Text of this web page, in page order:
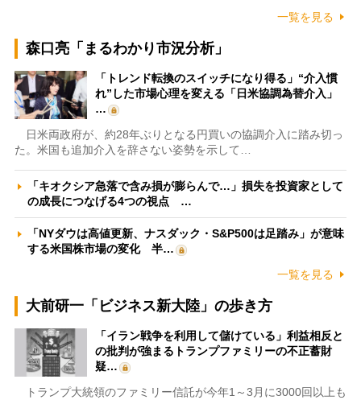
一覧を見る
森口亮「まるわかり市況分析」
「トレンド転換のスイッチになり得る」“介入慣
れ”した市場心理を変える「日米協調為替介入」
…
日米両政府が、約28年ぶりとなる円買いの協調介入に踏み切っ
た。米国も追加介入を辞さない姿勢を示して…
「キオクシア急落で含み損が膨らんで…」損失を投資家として
の成長につなげる4つの視点 …
「NYダウは高値更新、ナスダック・S&P500は足踏み」が意味
する米国株市場の変化 半…
一覧を見る
大前研一「ビジネス新大陸」の歩き方
「イラン戦争を利用して儲けている」利益相反と
の批判が強まるトランプファミリーの不正蓄財
疑…
トランプ大統領のファミリー信託が今年1～3月に3000回以上も